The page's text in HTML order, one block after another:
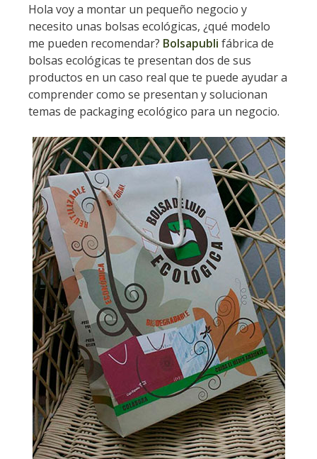
Hola voy a montar un pequeño negocio y
necesito unas bolsas ecológicas, ¿qué modelo
me pueden recomendar? Bolsapubli fábrica de
bolsas ecológicas te presentan dos de sus
productos en un caso real que te puede ayudar a
comprender como se presentan y solucionan
temas de packaging ecológico para un negocio.